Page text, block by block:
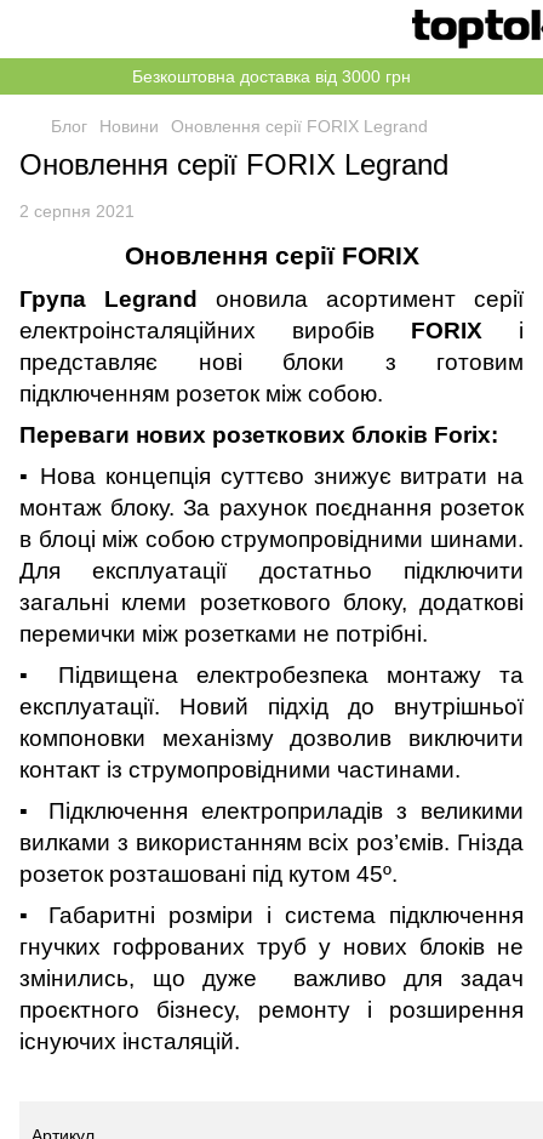
Безкоштовна доставка від 3000 грн
Блог Новини Оновлення серії FORIX Legrand
Оновлення серії FORIX Legrand
2 серпня 2021
Оновлення серії FORIX
Група Legrand
оновила асортимент серії
електроінсталяційних виробів FORIX і
представляє нові блоки з готовим
підключенням розеток між собою.
Переваги нових розеткових блоків Forix:
▪ Нова концепція суттєво знижує витрати на
монтаж блоку. За рахунок поєднання розеток
в блоці між собою струмопровідними шинами.
Для експлуатації достатньо підключити
загальні клеми розеткового блоку, додаткові
перемички між розетками не потрібні.
▪ Підвищена електробезпека монтажу та
експлуатації. Новий підхід до внутрішньої
компоновки механізму дозволив виключити
контакт із струмопровідними частинами.
▪ Підключення електроприладів з великими
вилками з використанням всіх роз’ємів. Гнізда
розеток розташовані під кутом 45º.
▪ Габаритні розміри і система підключення
гнучких гофрованих труб у нових блоків не
змінились, що дуже важливо для задач
проєктного бізнесу, ремонту і розширення
існуючих інсталяцій.